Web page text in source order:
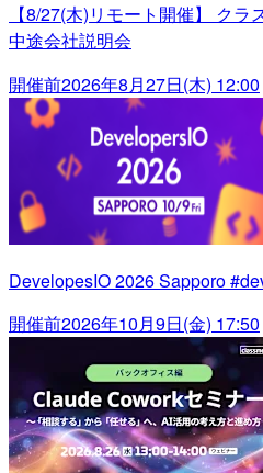
【8/27(木)リモート開催】 ク
中途会社説明会
開催前2026年8月27日(木) 12:00
DevelopesIO 2026 Sapporo
開催前2026年10月9日(金) 17:50